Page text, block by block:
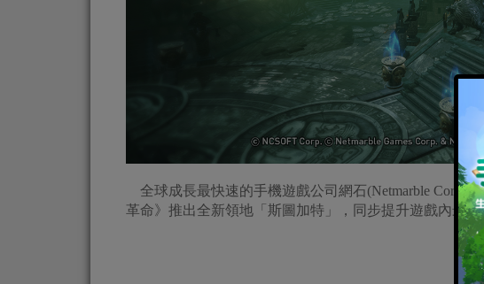
全球成長最快速的手機遊戲公司網石(Netmarble
革命》推出全新領地「斯圖加特」，同步提升遊戲內最